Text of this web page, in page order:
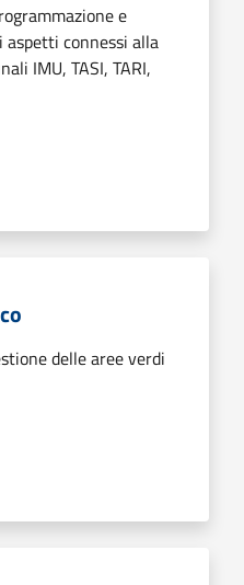
e
connessi alla
IMU, TASI, TARI,
delle aree verdi